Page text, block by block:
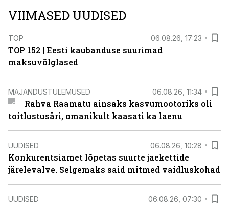
VIIMASED UUDISED
TOP 06.08.26, 17:23
TOP 152 | Eesti kaubanduse suurimad
maksuvõlglased
MAJANDUSTULEMUSED 06.08.26, 11:34
Rahva Raamatu ainsaks kasvumootoriks oli
toitlustusäri, omanikult kaasati ka laenu
UUDISED 06.08.26, 10:28
Konkurentsiamet lõpetas suurte jaekettide
järelevalve. Selgemaks said mitmed vaidluskohad
UUDISED 06.08.26, 07:30